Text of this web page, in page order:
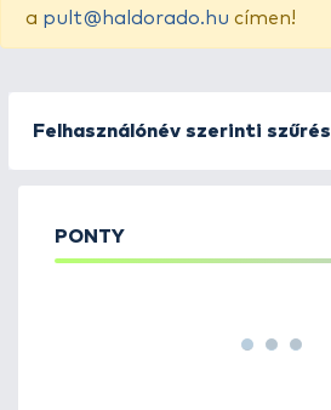
a pult@haldorado.hu címen!
Felhasználónév szerinti szűrés
PONTY
1 2